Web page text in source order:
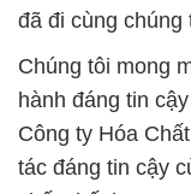
đã đi cùng chúng
Chúng tôi mong
hành đáng tin
Công ty Hóa
tác đáng tin cậy